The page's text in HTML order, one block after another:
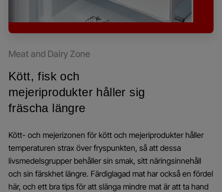
Meat and Dairy Zone
Kött, fisk och
mejeriprodukter håller sig
fräscha längre
Kött- och mejerizonen för kött och mejeriprodukter håller
temperaturen strax över fryspunkten, så att dessa
livsmedelsgrupper behåller sin smak, sitt näringsinnehåll
och sin färskhet längre. Färdiglagad mat har också en fördel
här, och ett bra tips för att slänga mindre mat är att ta hand